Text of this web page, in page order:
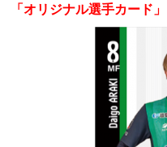
「オリジナル選手カード」